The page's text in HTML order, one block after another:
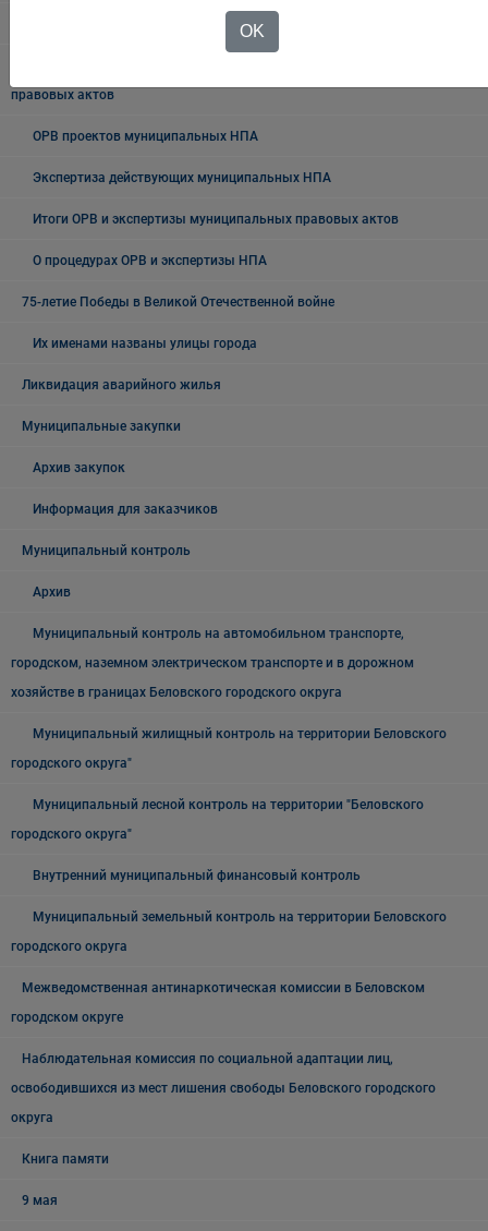
Нормативные правовые акты по вопросам ОРВ
правовых актов
ОРВ проектов муниципальных НПА
Экспертиза действующих муниципальных НПА
Итоги ОРВ и экспертизы муниципальных правовых актов
О процедурах ОРВ и экспертизы НПА
75-летие Победы в Великой Отечественной войне
Их именами названы улицы города
Ликвидация аварийного жилья
Муниципальные закупки
Архив закупок
Информация для заказчиков
Муниципальный контроль
Архив
Муниципальный контроль на автомобильном транспорте,
городском, наземном электрическом транспорте и в дорожном
хозяйстве в границах Беловского городского округа
Муниципальный жилищный контроль на территории Беловского
городского округа"
Муниципальный лесной контроль на территории "Беловского
городского округа"
Внутренний муниципальный финансовый контроль
Муниципальный земельный контроль на территории Беловского
городского округа
Межведомственная антинаркотическая комиссии в Беловском
городском округе
Наблюдательная комиссия по социальной адаптации лиц,
освободившихся из мест лишения свободы Беловского городского
округа
Книга памяти
9 мая
OK